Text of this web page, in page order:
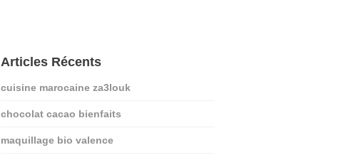
Articles Récents
cuisine marocaine za3louk
chocolat cacao bienfaits
maquillage bio valence